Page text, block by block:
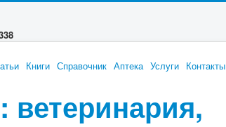
Книги Справочник Аптека Услуги Контакты